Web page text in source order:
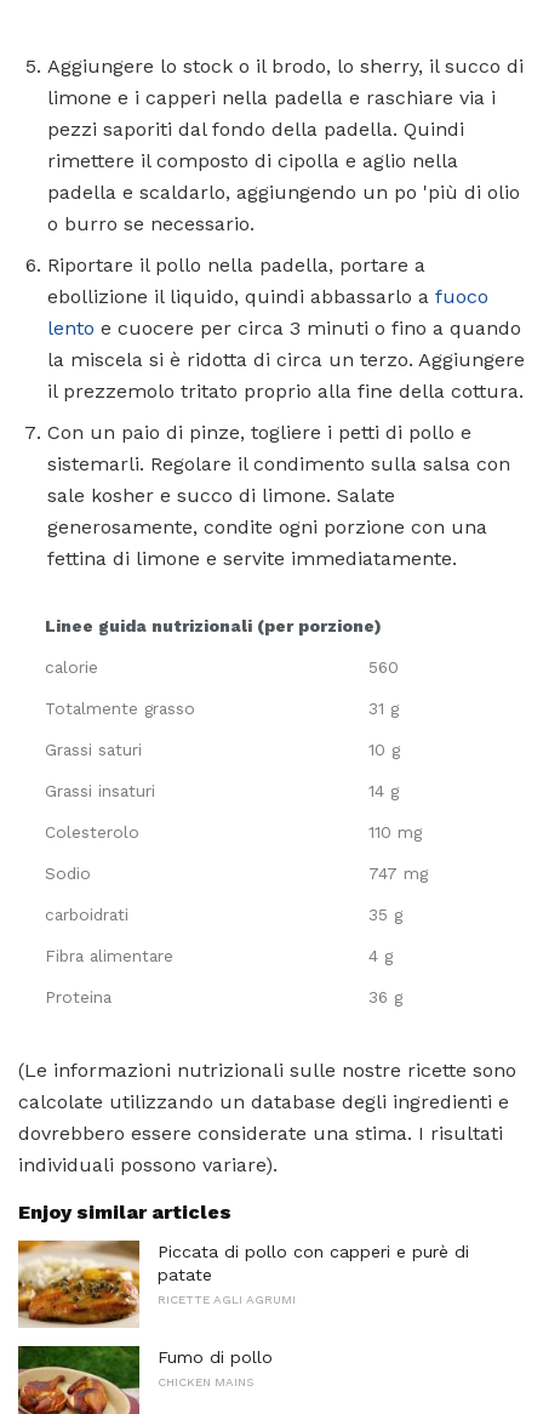
Aggiungere lo stock o il brodo, lo sherry, il succo di
limone e i capperi nella padella e raschiare via i
pezzi saporiti dal fondo della padella. Quindi
rimettere il composto di cipolla e aglio nella
padella e scaldarlo, aggiungendo un po 'più di olio
o burro se necessario.
Riportare il pollo nella padella, portare a
ebollizione il liquido, quindi abbassarlo a fuoco
lento e cuocere per circa 3 minuti o fino a quando
la miscela si è ridotta di circa un terzo. Aggiungere
il prezzemolo tritato proprio alla fine della cottura.
Con un paio di pinze, togliere i petti di pollo e
sistemarli. Regolare il condimento sulla salsa con
sale kosher e succo di limone. Salate
generosamente, condite ogni porzione con una
fettina di limone e servite immediatamente.
Linee guida nutrizionali (per porzione)
calorie 560
Totalmente grasso 31 g
Grassi saturi 10 g
Grassi insaturi 14 g
Colesterolo 110 mg
Sodio 747 mg
carboidrati 35 g
Fibra alimentare 4 g
Proteina 36 g
(Le informazioni nutrizionali sulle nostre ricette sono
calcolate utilizzando un database degli ingredienti e
dovrebbero essere considerate una stima. I risultati
individuali possono variare).
Enjoy similar articles
Piccata di pollo con capperi e purè di
patate
RICETTE AGLI AGRUMI
Fumo di pollo
CHICKEN MAINS